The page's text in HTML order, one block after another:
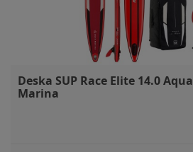
Deska SUP Race Elite 14.0 Aqua
Marina